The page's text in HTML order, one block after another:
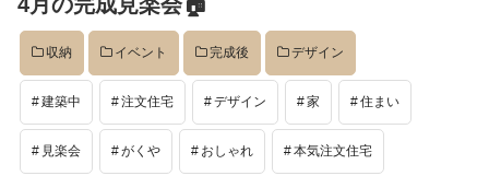
日:
収納 イベント 完成後 デザイン
建築中 注文住宅 デザイン 家 住まい
見楽会 がくや おしゃれ 本気注文住宅